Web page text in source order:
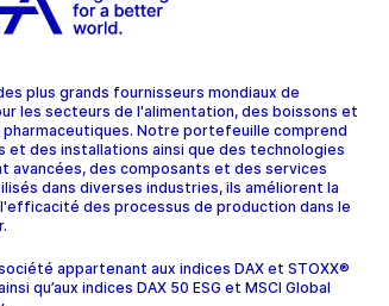
plus grands fournisseurs mondiaux de
les secteurs de l'alimentation, des boissons et
Notre portefeuille comprend
et des installations ainsi que des technologies
avancées, des composants et des services
dans diverses industries, ils améliorent la
des processus de production dans le
appartenant aux indices DAX et STOXX®
qu’aux indices DAX 50 ESG et MSCI Global